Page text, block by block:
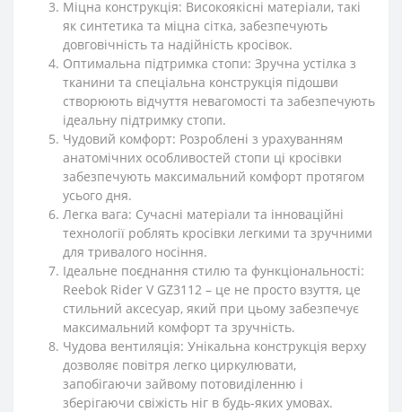
Міцна конструкція: Високоякісні матеріали, такі
як синтетика та міцна сітка, забезпечують
довговічність та надійність кросівок.
Оптимальна підтримка стопи: Зручна устілка з
тканини та спеціальна конструкція підошви
створюють відчуття невагомості та забезпечують
ідеальну підтримку стопи.
Чудовий комфорт: Розроблені з урахуванням
анатомічних особливостей стопи ці кросівки
забезпечують максимальний комфорт протягом
усього дня.
Легка вага: Сучасні матеріали та інноваційні
технології роблять кросівки легкими та зручними
для тривалого носіння.
Ідеальне поєднання стилю та функціональності:
Reebok Rider V GZ3112 – це не просто взуття, це
стильний аксесуар, який при цьому забезпечує
максимальний комфорт та зручність.
Чудова вентиляція: Унікальна конструкція верху
дозволяє повітря легко циркулювати,
запобігаючи зайвому потовиділенню і
зберігаючи свіжість ніг в будь-яких умовах.